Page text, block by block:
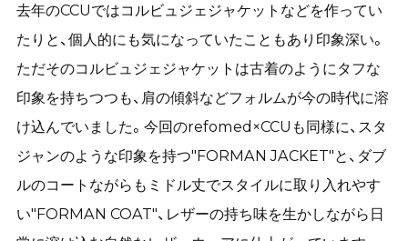
去年のCCUではコルビュジェジャケットなどを作ってい
たりと、個人的にも気になっていたこともあり印象深い。
ただそのコルビュジェジャケットは古着のようにタフな
印象を持ちつつも、肩の傾斜などフォルムが今の時代に溶
け込んでいました。今回のrefomed×CCUも同様に、スタ
ジャンのような印象を持つ"FORMAN JACKET"と、ダブ
ルのコートながらもミドル丈でスタイルに取り入れやす
い"FORMAN COAT"、レザーの持ち味を生かしながら日